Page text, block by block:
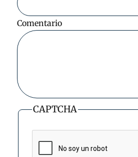
Comentario
CAPTCHA